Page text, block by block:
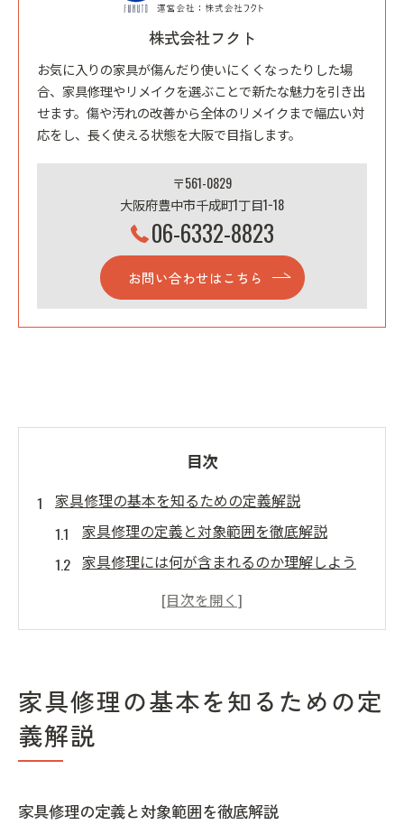
株式会社フクト
お気に入りの家具が傷んだり使いにくくなったりした場
合、家具修理やリメイクを選ぶことで新たな魅力を引き出
せます。傷や汚れの改善から全体のリメイクまで幅広い対
応をし、長く使える状態を大阪で目指します。
〒561-0829
大阪府豊中市千成町1丁目1−18
06-6332-8823
お問い合わせはこちら
目次
家具修理の基本を知るための定義解説
家具修理の定義と対象範囲を徹底解説
家具修理には何が含まれるのか理解しよう
家具修理を始める前に知るべき基礎知識
家具修理を自分で行うための基本手順
自宅で実践できる家具修理の簡単な方法
家具修理の初心者向けリペアポイント解説
家具修理の基本を知るための定
義解説
家具修理の定義と対象範囲を徹底解説